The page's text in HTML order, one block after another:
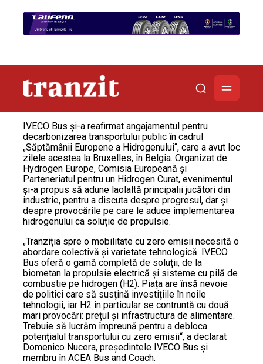
IVECO Bus și-a reafirmat angajamentul pentru
decarbonizarea transportului public în cadrul
„Săptămânii Europene a Hidrogenului“, care a avut loc
zilele acestea la Bruxelles, în Belgia. Organizat de
Hydrogen Europe, Comisia Europeană și
Parteneriatul pentru un Hidrogen Curat, evenimentul
și-a propus să adune laolaltă principalii jucători din
industrie, pentru a discuta despre progresul, dar și
despre provocările pe care le aduce implementarea
hidrogenului ca soluție de propulsie.
„Tranziția spre o mobilitate cu zero emisii necesită o
abordare colectivă și varietate tehnologică. IVECO
Bus oferă o gamă completă de soluții, de la
biometan la propulsie electrică și sisteme cu pilă de
combustie pe hidrogen (H2). Piața are însă nevoie
de politici care să susțină investițiile în noile
tehnologii, iar H2 în particular se contruntă cu două
mari provocări: prețul și infrastructura de alimentare.
Trebuie să lucrăm împreună pentru a debloca
potențialul transportului cu zero emisii“, a declarat
Domenico Nucera, președintele IVECO Bus și
membru în ACEA Bus and Coach.